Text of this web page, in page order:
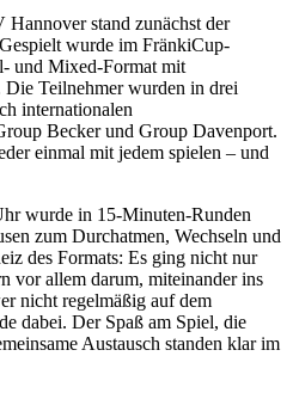
stand zunächst der
wurde im FränkiCup-
und Mixed-Format mit
Teilnehmer wurden in drei
internationalen
Becker und Group Davenport.
einmal mit jedem spielen – und
wurde in 15-Minuten-Runden
zum Durchatmen, Wechseln und
des Formats: Es ging nicht nur
vor allem darum, miteinander ins
nicht regelmäßig auf dem
dabei. Der Spaß am Spiel, die
Austausch standen klar im